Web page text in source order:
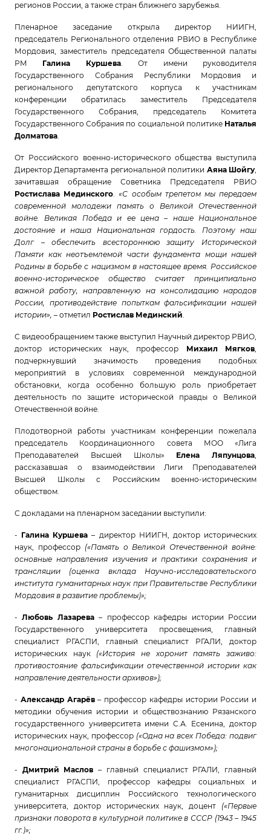
регионов России, а также стран ближнего зарубежья.
Пленарное заседание открыла директор НИИГН,
председатель Регионального отделения РВИО в Республике
Мордовия, заместитель председателя Общественной палаты
РМ Галина Куршева. От имени руководителя
Государственного Собрания Республики Мордовия и
регионального депутатского корпуса к участникам
конференции обратилась заместитель Председателя
Государственного Собрания, председатель Комитета
Государственного Собрания по социальной политике Наталья
Долматова.
От Российского военно-исторического общества выступила
Директор Департамента региональной политики Аяна Шойгу,
зачитавшая обращение Советника Председателя РВИО
Ростислава Мединского.«С особым трепетом мы передаем
современной молодежи память о Великой Отечественной
войне. Великая Победа и ее цена – наше Национальное
достояние и наша Национальная гордость. Поэтому наш
Долг – обеспечить всестороннюю защиту Исторической
Памяти как неотъемлемой части фундамента мощи нашей
Родины в борьбе с нацизмом в настоящее время. Российское
военно-историческое общество считает принципиально
важной работу, направленную на консолидацию народов
России, противодействие попыткам фальсификации нашей
истории», – отметил Ростислав Мединский.
С видеообращением также выступил Научный директор РВИО,
доктор исторических наук, профессор Михаил Мягков,
подчеркнувший значимость проведения подобных
мероприятий в условиях современной международной
обстановки, когда особенно большую роль приобретает
деятельность по защите исторической правды о Великой
Отечественной войне.
Плодотворной работы участникам конференции пожелала
председатель Координационного совета МОО «Лига
Преподавателей Высшей Школы» Елена Ляпунцова,
рассказавшая о взаимодействии Лиги Преподавателей
Высшей Школы с Российским военно-историческим
обществом.
С докладами на пленарном заседании выступили:
- Галина Куршева – директор НИИГН, доктор исторических
наук, профессор («Память о Великой Отечественной войне:
основные направления изучения и практики сохранения и
трансляции (оценка вклада Научно-исследовательского
института гуманитарных наук при Правительстве Республики
Мордовия в развитие проблемы)»;
-Любовь Лазарева– профессор кафедры истории России
Государственного университета просвещения, главный
специалист РГАСПИ, главный специалист РГАЛИ, доктор
исторических наук («История не хоронит память заживо:
противостояние фальсификации отечественной истории как
направление деятельности архивов»);
- Александр Агарёв– профессор кафедры истории России и
методики обучения истории и обществознанию Рязанского
государственного университета имени С.А. Есенина, доктор
исторических наук, профессор («Одна на всех Победа: подвиг
многонациональной страны в борьбе с фашизмом»);
- Дмитрий Маслов– главный специалист РГАЛИ, главный
специалист РГАСПИ, профессор кафедры социальных и
гуманитарных дисциплин Российского технологического
университета, доктор исторических наук, доцент («Первые
признаки поворота в культурной политике в СССР (1943 – 1945
гг.)»;